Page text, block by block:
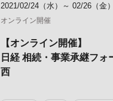
2021/02/24（水）～ 02/26（金）
オンライン開催
【オンライン開催】
日経 相続・事業承継フォ
西